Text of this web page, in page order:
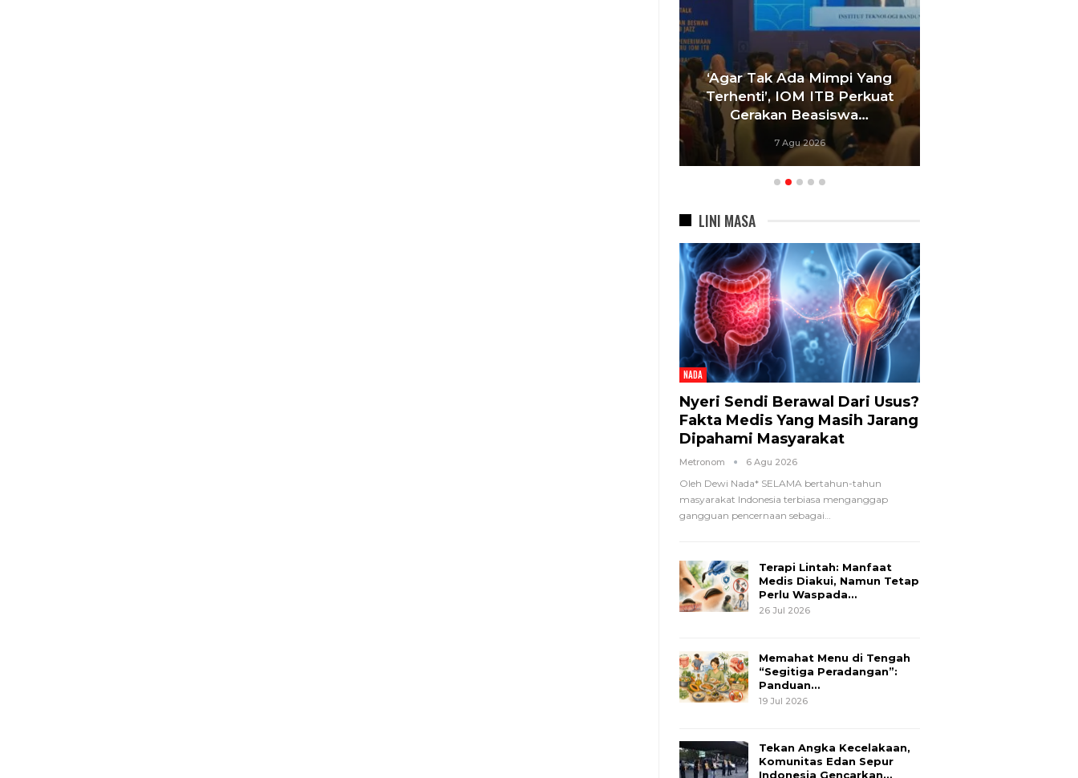
‘Agar Tak Ada Mimpi Yang
Terhenti’, IOM ITB Perkuat
Gerakan Beasiswa…
7 Agu 2026
LINI MASA
NADA
Nyeri Sendi Berawal Dari Usus?
Fakta Medis Yang Masih Jarang
Dipahami Masyarakat
Metronom 6 Agu 2026
Oleh Dewi Nada* SELAMA bertahun-tahun
masyarakat Indonesia terbiasa menganggap
gangguan pencernaan sebagai…
Terapi Lintah: Manfaat
Medis Diakui, Namun Tetap
Perlu Waspada…
26 Jul 2026
Memahat Menu di Tengah
“Segitiga Peradangan”:
Panduan…
19 Jul 2026
Tekan Angka Kecelakaan,
Komunitas Edan Sepur
Indonesia Gencarkan…